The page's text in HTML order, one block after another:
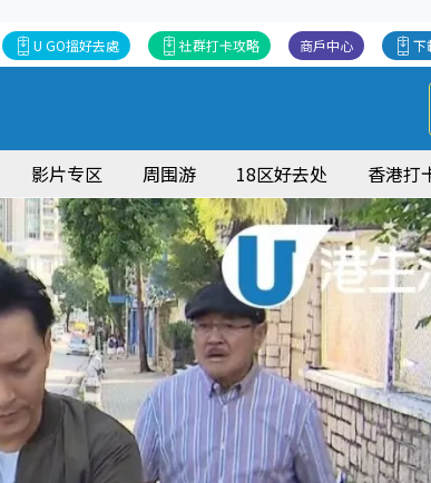
下
商戶中心
社群打卡攻略
U GO搵好去處
影片专区 周围游 18区好去处 香港打